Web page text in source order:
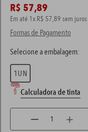
R$ 57,89
Em até 1x R$ 57,89 sem juros
Formas de Pagamento
1UN
Calculadora de tinta
6º
º tinta esmalte